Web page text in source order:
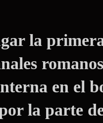
la
en el
la parte